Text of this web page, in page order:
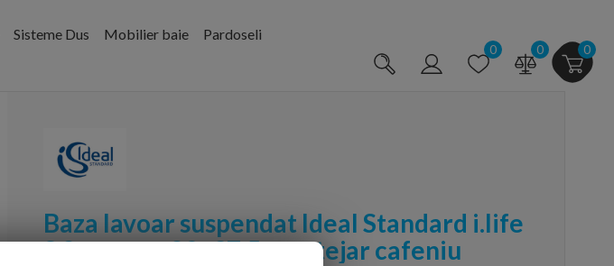
Sisteme Dus Mobilier baie Pardoseli
0 0 0
Baza lavoar suspendat Ideal Standard i.life
S 2 sertare 80x37.5 cm stejar cafeniu